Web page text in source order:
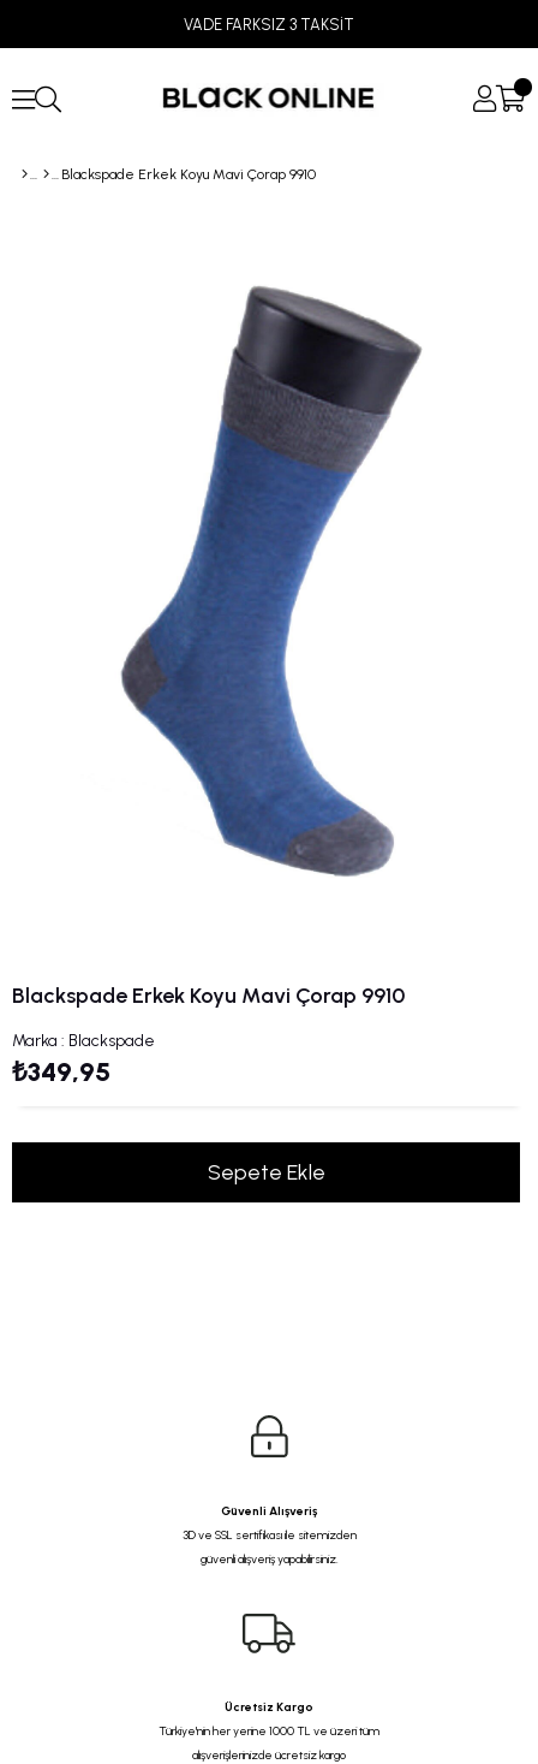
VADE FARKSIZ 3 TAKSİT
Blackspade Erkek Koyu Mavi Çorap 9910
Blackspade Erkek Koyu Mavi Çorap 9910
Marka : Blackspade
₺349,95
Güvenli Alışveriş
3D ve SSL sertifikası ile sitemizden
güvenli alışveriş yapabilirsiniz.
Ücretsiz Kargo
Türkiye'nin her yerine 1000 TL ve üzeri tüm
alışverişlerinizde ücretsiz kargo